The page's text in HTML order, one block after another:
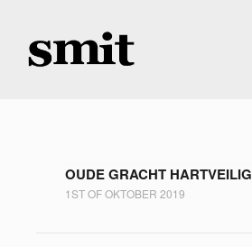
OUDE GRACHT HARTVEILIG
1ST OF OKTOBER 2019